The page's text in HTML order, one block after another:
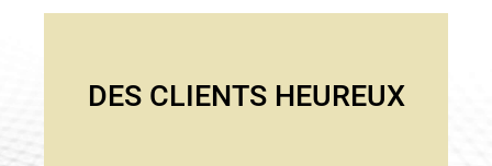
DES CLIENTS HEUREUX